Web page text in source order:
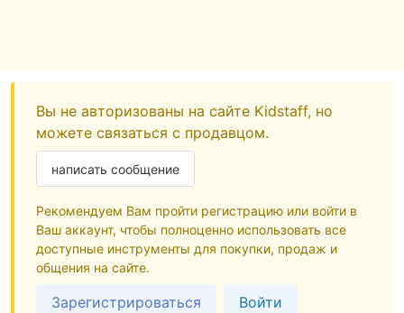
Вы не авторизованы на сайте Kidstaff, но
можете связаться с продавцом.
написать сообщение
Рекомендуем Вам пройти регистрацию или войти в
Ваш аккаунт, чтобы полноценно использовать все
доступные инструменты для покупки, продаж и
общения на сайте.
Зарегистрироваться Войти